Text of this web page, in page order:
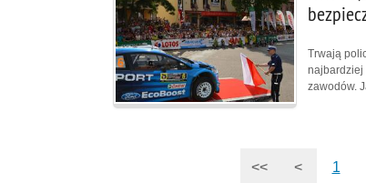
Trwają
najbardziej
zawodów.
<< < 1